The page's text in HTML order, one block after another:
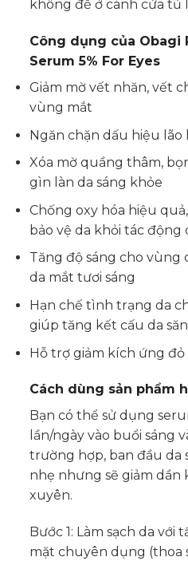
không để ở cánh cửa tủ
Công dụng của Obagi
Serum 5% For Eyes
Giảm mờ vết nhăn, vết
vùng mắt
Ngăn chặn dấu hiệu lão
Xóa mờ quầng thâm,
gìn làn da sáng khỏe
Chống oxy hóa hiệu
bảo vệ da khỏi tác động
Tăng độ sáng cho vùng
da mắt tươi sáng
Hạn chế tình trạng da
giúp tăng kết cấu da
Hỗ trợ giảm kích ứng đỏ
Cách dùng sản phẩm
Bạn có thể sử dụng
lần/ngày vào buổi sáng
trường hợp, ban đầu da
nhẹ nhưng sẽ giảm dần
xuyên.
Bước 1: Làm sạch da với
mặt chuyên dụng (thoa